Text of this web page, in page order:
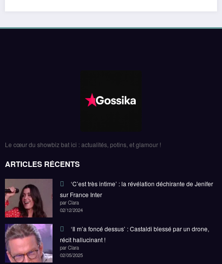
Le cœur du showbiz bat ici : actualités, potins, et glamour !
ARTICLES RÉCENTS
‘C’est très intime’ : la révélation déchirante de Jenifer
sur France Inter
par Clara
02/12/2024
‘Il m’a foncé dessus’ : Castaldi blessé par un drone,
récit hallucinant !
par Clara
02/05/2025